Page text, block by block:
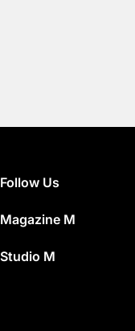
Follow Us
Magazine M
Studio M